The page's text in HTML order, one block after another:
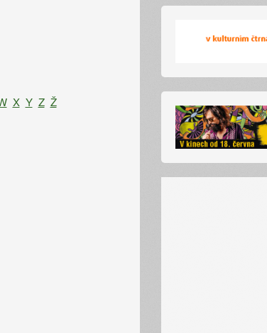
X Y Z Ž